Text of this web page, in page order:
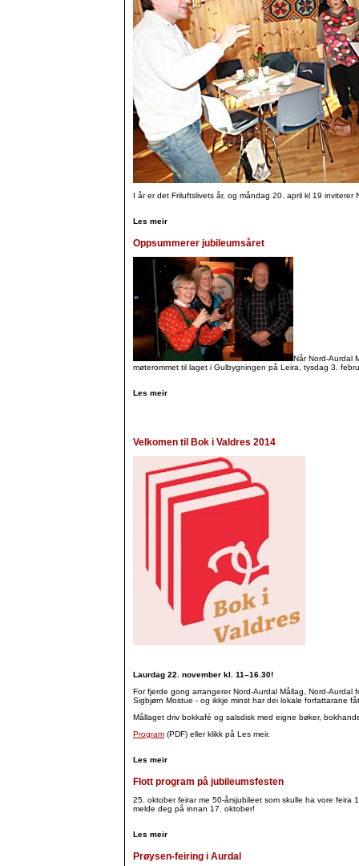
I år er det Friluftslivets år, og måndag 20. april kl 19
Les meir
Oppsummerer jubileumsåret
Når Nord-Aurdal
møterommet til laget i Gulbygningen på Leira, tysdag 3.
Les meir
Velkomen til Bok i Valdres 2014
Laurdag 22. november kl. 11–16.30!
For fjerde gong arrangerer Nord-Aurdal Mållag, Nord-
Sigbjørn Mostue - og ikkje minst har dei lokale forfattarane
Mållaget driv bokkafé og salsdisk med eigne bøker,
Program (PDF) eller klikk på Les meir.
Les meir
Flott program på jubileumsfesten
25. oktober feirar me 50-årsjubileet som skulle ha vore feira
melde deg på innan 17. oktober!
Les meir
Prøysen-feiring i Aurdal